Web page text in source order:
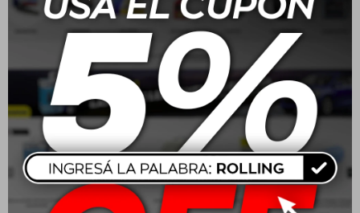
Sparco Cubre Volante
Negro
USD29,00
Sparco Cubre Volante
USD24,00